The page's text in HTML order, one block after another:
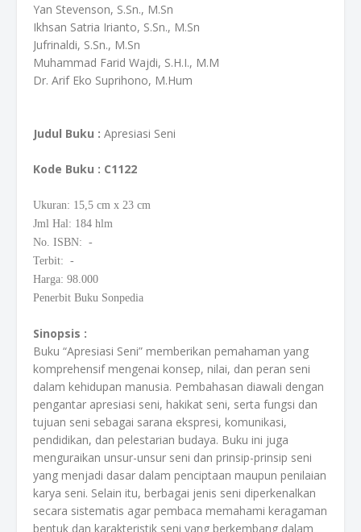
Yan Stevenson, S.Sn., M.Sn
Ikhsan Satria Irianto, S.Sn., M.Sn
Jufrinaldi, S.Sn., M.Sn
Muhammad Farid Wajdi, S.H.I., M.M
Dr. Arif Eko Suprihono, M.Hum
Judul Buku : Apresiasi Seni
Kode Buku : C1122
Ukuran: 15,5 cm x 23 cm
Jml Hal: 184 hlm
No. ISBN: -
Terbit: -
Harga: 98.000
Penerbit Buku Sonpedia
Sinopsis :
Buku “Apresiasi Seni” memberikan pemahaman yang
komprehensif mengenai konsep, nilai, dan peran seni
dalam kehidupan manusia. Pembahasan diawali dengan
pengantar apresiasi seni, hakikat seni, serta fungsi dan
tujuan seni sebagai sarana ekspresi, komunikasi,
pendidikan, dan pelestarian budaya. Buku ini juga
menguraikan unsur-unsur seni dan prinsip-prinsip seni
yang menjadi dasar dalam penciptaan maupun penilaian
karya seni. Selain itu, berbagai jenis seni diperkenalkan
secara sistematis agar pembaca memahami keragaman
bentuk dan karakteristik seni yang berkembang dalam